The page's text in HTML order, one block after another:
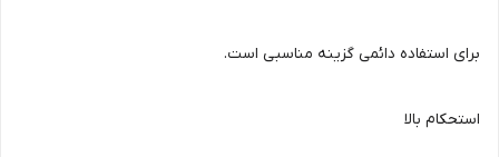
برای استفاده دائمی گزینه مناسبی است.
استحکام بالا